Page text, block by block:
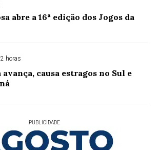
abre a 16ª edição dos Jogos da
horas
causa estragos no Sul e
PUBLICIDADE